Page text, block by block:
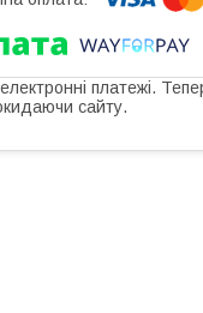
платежі.
сайту.